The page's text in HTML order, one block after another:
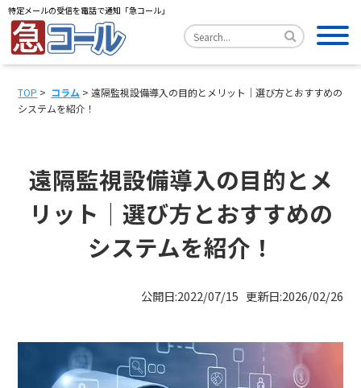
特定メールの受信を電話で通知「急コール」
TOP > コラム > 遠隔監視設備導入の目的とメリット｜選び方とおすすめの
システムを紹介！
遠隔監視設備導入の目的とメ
リット｜選び方とおすすめの
システムを紹介！
公開日:2022/07/15 更新日:2026/02/26